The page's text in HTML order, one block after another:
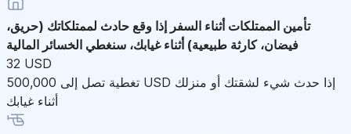
تأمين الممتلكات أثناء السفر إذا وقع حادث لممتلكاتك (حريق،
فيضان، كارثة طبيعية) أثناء غيابك، سنغطي الخسائر المالية
32 USD
تغطية تصل إلى 500,000 USD إذا حدث شيء لشقتك أو منزلك
أثناء غيابك